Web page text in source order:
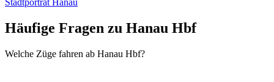
Häufige Fragen zu Hanau Hbf
Welche Züge fahren ab Hanau Hbf?